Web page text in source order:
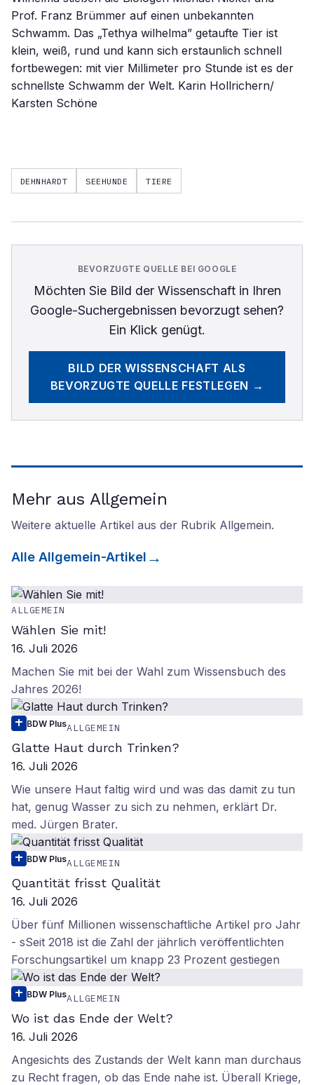
DEHNHARDT SEEHUNDE TIERE
BEVORZUGTE QUELLE BEI GOOGLE
Möchten Sie Bild der Wissenschaftin Ihren
Google-Suchergebnissen bevorzugt sehen?
Ein Klick genügt.
BILD DER WISSENSCHAFT ALS
BEVORZUGTE QUELLE FESTLEGEN →
Mehr aus Allgemein
Weitere aktuelle Artikel aus der Rubrik Allgemein.
Alle Allgemein-Artikel
ALLGEMEIN
Wählen Sie mit!
16. Juli 2026
Machen Sie mit bei der Wahl zum Wissensbuch des
Jahres 2026!
BDW PlusALLGEMEIN
Glatte Haut durch Trinken?
16. Juli 2026
Wie unsere Haut faltig wird und was das damit zu tun
hat, genug Wasser zu sich zu nehmen, erklärt Dr.
med. Jürgen Brater.
BDW PlusALLGEMEIN
Quantität frisst Qualität
16. Juli 2026
Über fünf Millionen wissenschaftliche Artikel pro Jahr
- sSeit 2018 ist die Zahl der jährlich veröffentlichten
Forschungsartikel um knapp 23 Prozent gestiegen
BDW PlusALLGEMEIN
Wo ist das Ende der Welt?
16. Juli 2026
Angesichts des Zustands der Welt kann man durchaus
zu Recht fragen, ob das Ende nahe ist. Überall Kriege,